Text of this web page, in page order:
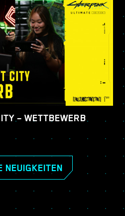
– WETTBEWERB
NEUIGKEITEN